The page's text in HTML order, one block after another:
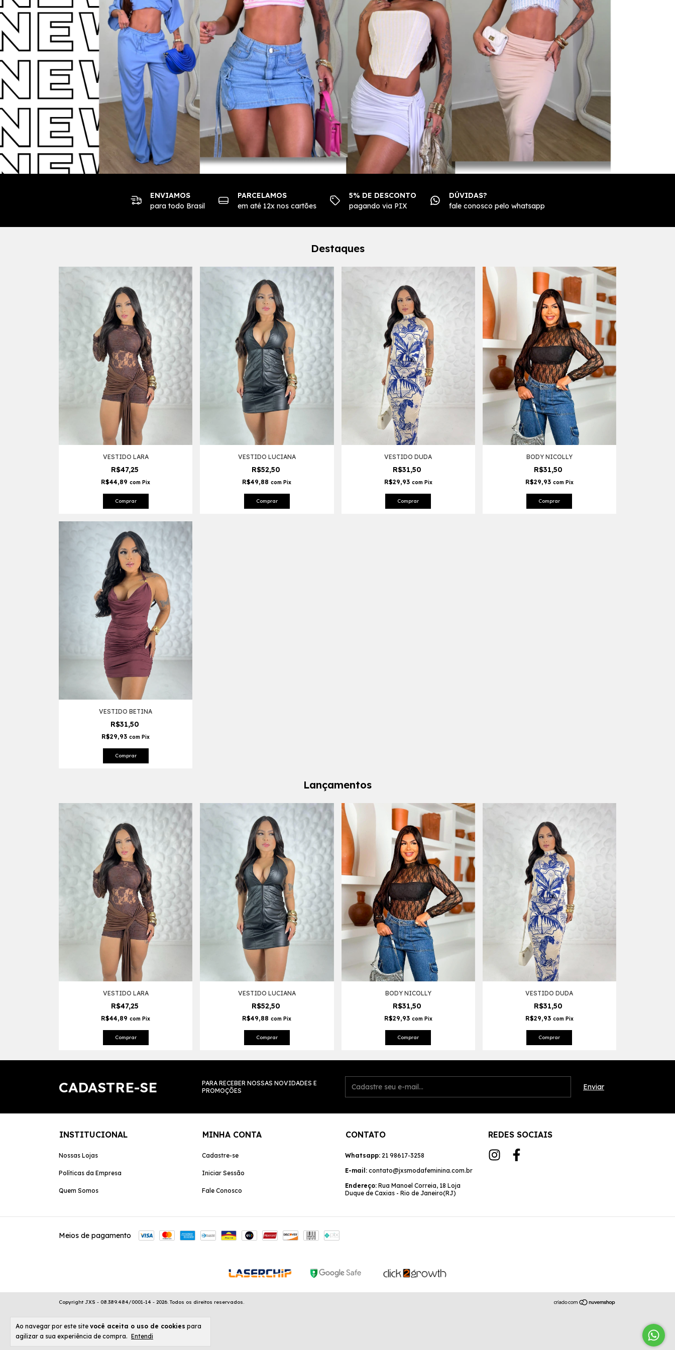
Ao navegar por este site você aceita o uso de cookies para
agilizar a sua experiência de compra. Entendi
ENVIAMOS
para todo Brasil
PARCELAMOS
em até 12x nos cartões
5% DE DESCONTO
pagando via PIX
DÚVIDAS?
fale conosco pelo whatsapp
Destaques
VESTIDO LARA
R$47,25
R$44,89com Pix
Comprar
VESTIDO LUCIANA
R$52,50
R$49,88com Pix
Comprar
VESTIDO DUDA
R$31,50
R$29,93 com Pix
Comprar
BODY NICOLLY
R$31,50
R$29,93 com Pix
Comprar
VESTIDO BETINA
R$31,50
R$29,93com Pix
Comprar
Lançamentos
VESTIDO LARA
R$47,25
R$44,89com Pix
Comprar
VESTIDO LUCIANA
R$52,50
R$49,88com Pix
Comprar
BODY NICOLLY
R$31,50
R$29,93 com Pix
Comprar
VESTIDO DUDA
R$31,50
R$29,93 com Pix
Comprar
CADASTRE-SE
PARA RECEBER NOSSAS NOVIDADES E
PROMOÇÕES
INSTITUCIONAL
Nossas Lojas
Políticas da Empresa
Quem Somos
MINHA CONTA
Cadastre-se
Iniciar Sessão
Fale Conosco
CONTATO
Whatsapp: 21 98617-3258
E-mail: contato@jxsmodafeminina.com.br
Endereço: Rua Manoel Correia, 18 Loja
Duque de Caxias - Rio de Janeiro(RJ)
REDES SOCIAIS
Meios de pagamento
Copyright JXS - 08.389.484/0001-14 - 2026. Todos os direitos reservados.